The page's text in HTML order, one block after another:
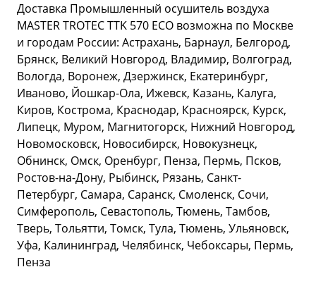
Доставка Промышленный осушитель воздуха
MASTER TROTEC TTK 570 ECO возможна по Москве
и городам России: Астрахань, Барнаул, Белгород,
Брянск, Великий Новгород, Владимир, Волгоград,
Вологда, Воронеж, Дзержинск, Екатеринбург,
Иваново, Йошкар-Ола, Ижевск, Казань, Калуга,
Киров, Кострома, Краснодар, Красноярск, Курск,
Липецк, Муром, Магнитогорск, Нижний Новгород,
Новомосковск, Новосибирск, Новокузнецк,
Обнинск, Омск, Оренбург, Пенза, Пермь, Псков,
Ростов-на-Дону, Рыбинск, Рязань, Санкт-
Петербург, Самара, Саранск, Смоленск, Сочи,
Симферополь, Севастополь, Тюмень, Тамбов,
Тверь, Тольятти, Томск, Тула, Тюмень, Ульяновск,
Уфа, Калининград, Челябинск, Чебоксары, Пермь,
Пенза